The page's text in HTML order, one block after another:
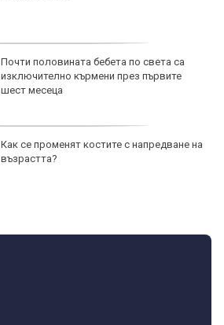
Почти половината бебета по света са
изключително кърмени през първите
шест месеца
Как се променят костите с напредване на
възрастта?